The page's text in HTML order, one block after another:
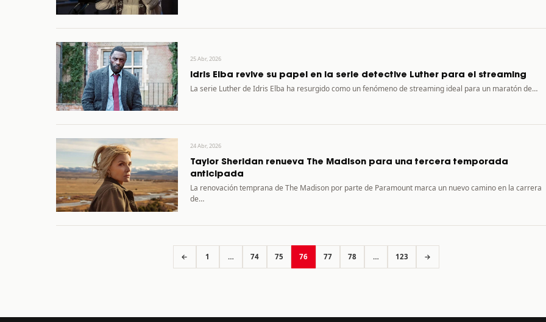
25 Abr, 2026
Idris Elba revive su papel en la serie detective Luther para el streaming
La serie Luther de Idris Elba ha resurgido como un fenómeno de streaming ideal para un maratón de…
24 Abr, 2026
Taylor Sheridan renueva The Madison para una tercera temporada
anticipada
La renovación temprana de The Madison por parte de Paramount marca un nuevo camino en la carrera
de…
← 1 … 74 75 76 77 78 … 123 →